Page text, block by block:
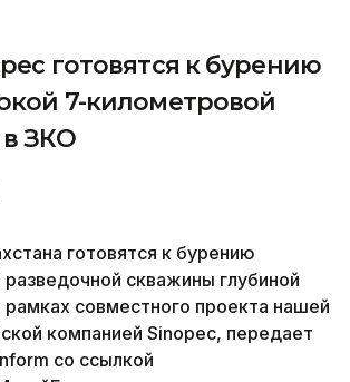
готовятся к бурению
7-километровой
ЗКО
готовятся к бурению
разведочной скважины глубиной
совместного проекта нашей
компанией Sinopec, передает
со ссылкой